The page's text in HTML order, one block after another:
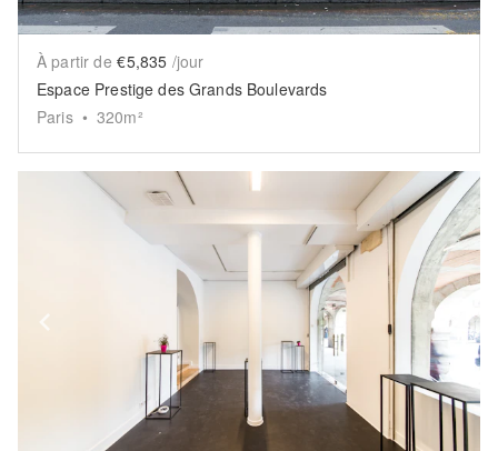
À partir de €5,835 /jour
Espace Prestige des Grands Boulevards
Paris • 320m²